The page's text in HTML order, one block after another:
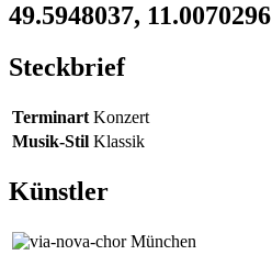
49.5948037, 11.0070296
Steckbrief
Terminart Konzert
Musik-Stil Klassik
Künstler